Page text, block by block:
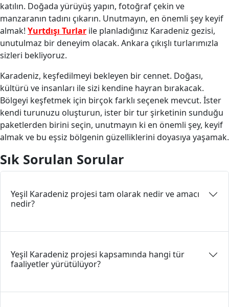
katılın. Doğada yürüyüş yapın, fotoğraf çekin ve
manzaranın tadını çıkarın. Unutmayın, en önemli şey keyif
almak! Yurtdışı Turlar ile planladığınız Karadeniz gezisi,
unutulmaz bir deneyim olacak. Ankara çıkışlı turlarımızla
sizleri bekliyoruz.
Karadeniz, keşfedilmeyi bekleyen bir cennet. Doğası,
kültürü ve insanları ile sizi kendine hayran bırakacak.
Bölgeyi keşfetmek için birçok farklı seçenek mevcut. İster
kendi turunuzu oluşturun, ister bir tur şirketinin sunduğu
paketlerden birini seçin, unutmayın ki en önemli şey, keyif
almak ve bu eşsiz bölgenin güzelliklerini doyasıya yaşamak.
Sık Sorulan Sorular
Yeşil Karadeniz projesi tam olarak nedir ve amacı
nedir?
Yeşil Karadeniz projesi kapsamında hangi tür
faaliyetler yürütülüyor?